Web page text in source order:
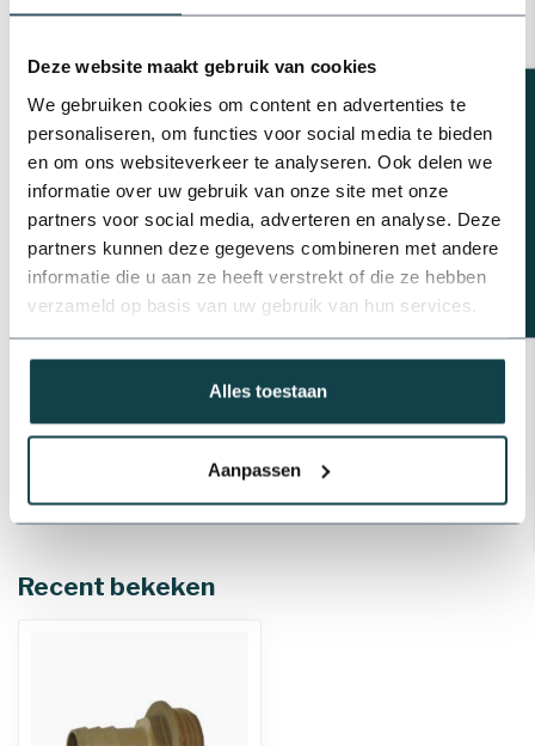
Deze website maakt gebruik van cookies
We gebruiken cookies om content en advertenties te
personaliseren, om functies voor social media te bieden
en om ons websiteverkeer te analyseren. Ook delen we
informatie over uw gebruik van onze site met onze
partners voor social media, adverteren en analyse. Deze
partners kunnen deze gegevens combineren met andere
informatie die u aan ze heeft verstrekt of die ze hebben
verzameld op basis van uw gebruik van hun services.
Alles toestaan
Aanpassen
Poliext Drukgecompenseerde
Op voorraad
Profec GEKA koppeling
slangtule
Op voorraad
€3,69
Messing slangtule met
binnendraad | 1" t/m 2"
Op voorraad
€6,11
Advies nodig van de beregeningsspecialist?
info@onlineberegening.nl
Recent bekeken
Beregeningsplan?